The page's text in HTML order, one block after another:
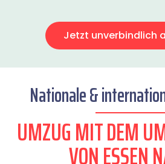
Jetzt unverbindlich
Nationale &
UMZUG MIT DEM